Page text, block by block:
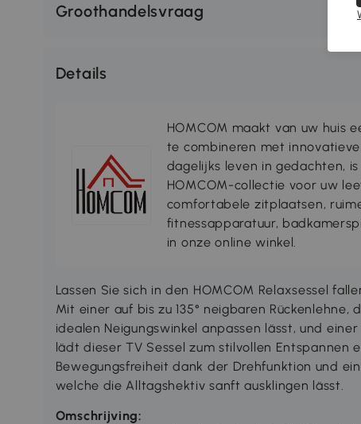
Groothandelsvraag
Details
HOMCOM maakt van uw huis
te combineren met
dagelijks leven in gedachten,
HOMCOM-collectie voor uw
comfortabele zitplaatsen,
fitnessapparatuur,
in onze online winkel.
Lassen Sie sich in den HOMCOM Relaxsessel
Mit einer auf bis zu 135° neigbaren
idealen Neigungswinkel anpassen lässt, und
lädt dieser TV Sessel zum stilvollen Entspannen
Bewegungsfreiheit dank der Drehfunktion und
welche die Alltagshektiv sanft ausklingen lässt.
Omschrijving: